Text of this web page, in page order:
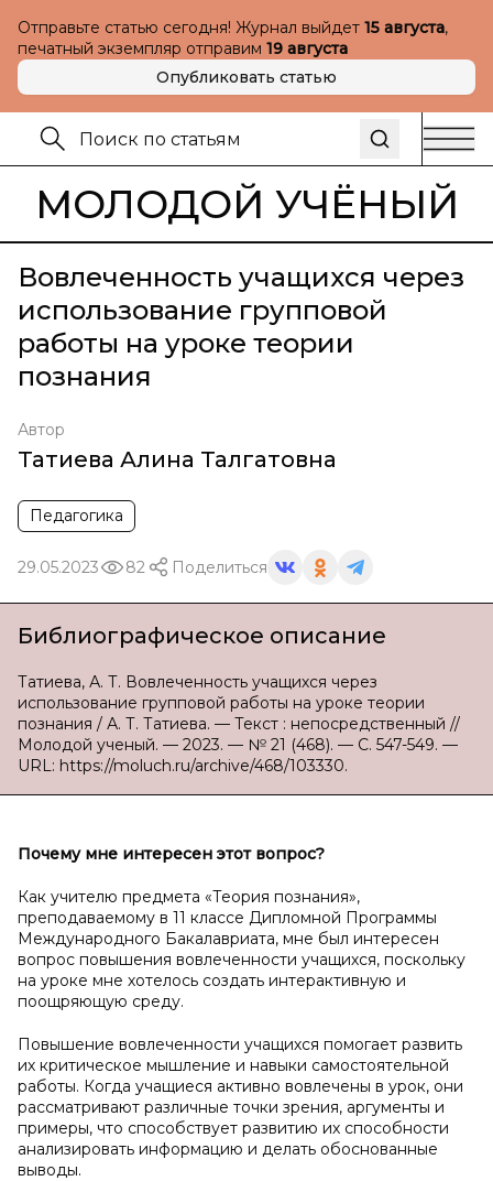
Отправьте статью сегодня! Журнал выйдет 15 августа,
печатный экземпляр отправим 19 августа
Опубликовать статью
МОЛОДОЙ УЧЁНЫЙ
Вовлеченность учащихся через
использование групповой
работы на уроке теории
познания
Автор
Татиева Алина Талгатовна
Педагогика
29.05.2023 82 Поделиться
Библиографическое описание
Татиева, А. Т. Вовлеченность учащихся через
использование групповой работы на уроке теории
познания / А. Т. Татиева. — Текст : непосредственный //
Молодой ученый. — 2023. — № 21 (468). — С. 547-549. —
URL: https://moluch.ru/archive/468/103330.
Почему мне интересен этот вопрос?
Как учителю предмета «Теория познания»,
преподаваемому в 11 классе Дипломной Программы
Международного Бакалавриата, мне был интересен
вопрос повышения вовлеченности учащихся, поскольку
на уроке мне хотелось создать интерактивную и
поощряющую среду.
Повышение вовлеченности учащихся помогает развить
их критическое мышление и навыки самостоятельной
работы. Когда учащиеся активно вовлечены в урок, они
рассматривают различные точки зрения, аргументы и
примеры, что способствует развитию их способности
анализировать информацию и делать обоснованные
выводы.